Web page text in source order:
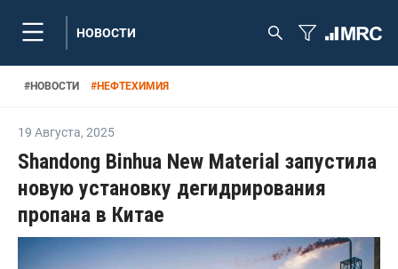
НОВОСТИ
#НОВОСТИ #НЕФТЕХИМИЯ
19 Августа, 2025
Shandong Binhua New Material запустила
новую установку дегидрирования
пропана в Китае